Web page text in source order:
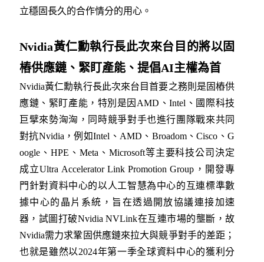
立穩固長久的合作情分的用心。
Nvidia黃仁勳執行長此次來台目的將以固
樁供應鏈、緊盯產能、提倡AI主權為首
Nvidia黃仁勳執行長此次來台目首要之務則是固樁供
應鏈、緊盯產能，特別是因AMD、Intel、國際科技
巨擘來勢洶洶，同時競爭對手也進行團隊戰來共同
對抗Nvidia，例如Intel、AMD、Broadom、Cisco、G
oogle、HPE、Meta、Microsoft等主要科技公司決定
成立Ultra Accelerator Link Promotion Group，開發專
門針對資料中心的以人工智慧為中心的互連標準數
據中心的晶片系統，旨在透過開放協議連接加速
器，試圖打破Nvidia NVLink在互連市場的壟斷，故
Nvidia需力求鞏固供應鏈來拉大與競爭對手的差距；
也就是雖然以2024年第一季全球資料中心的獲利分